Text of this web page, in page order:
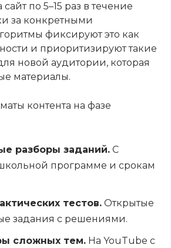
по 5–15 раз в течение
за конкретными
фиксируют это как
и приоритизируют такие
новой аудитории, которая
материалы.
контента на фазе
разборы заданий. С
программе и срокам
тестов. Открытые
задания с решениями.
сложных тем. На YouTube с